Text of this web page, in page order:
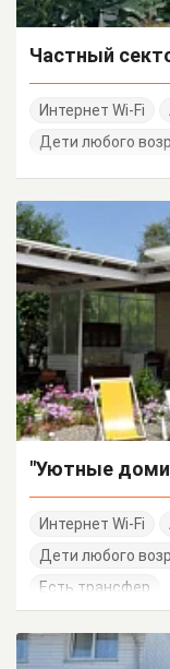
Частный
Интернет Wi-Fi
Дети любого
"Уютные
Интернет Wi-Fi
Дети любого
Есть трансфер